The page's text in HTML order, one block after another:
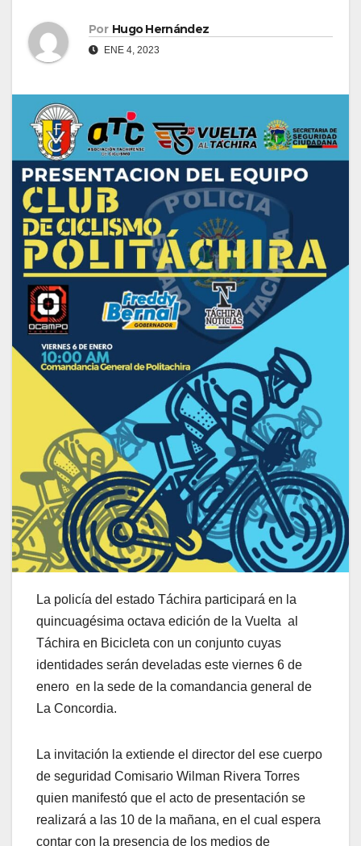
Por Hugo Hernández
ENE 4, 2023
La policía del estado Táchira participará en la
quincuagésima octava edición de la Vuelta al
Táchira en Bicicleta con un conjunto cuyas
identidades serán develadas este viernes 6 de
enero en la sede de la comandancia general de
La Concordia.
La invitación la extiende el director del ese cuerpo
de seguridad Comisario Wilman Rivera Torres
quien manifestó que el acto de presentación se
realizará a las 10 de la mañana, en el cual espera
contar con la presencia de los medios de